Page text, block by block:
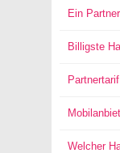
Ein
Billigste
Welcher